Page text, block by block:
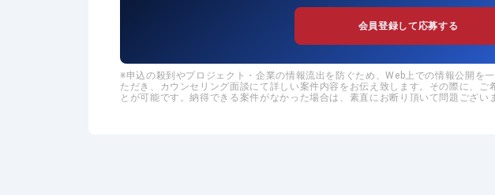
会員登録して応募する
申込の殺到やプロジェクト・企業の情報流出を防ぐため、Web上での情報公開を
ただき、カウンセリング面談にて詳しい案件内容をお伝え致します。その際に、ご
とが可能です。納得できる案件がなかった場合は、素直にお断り頂いて問題ござい